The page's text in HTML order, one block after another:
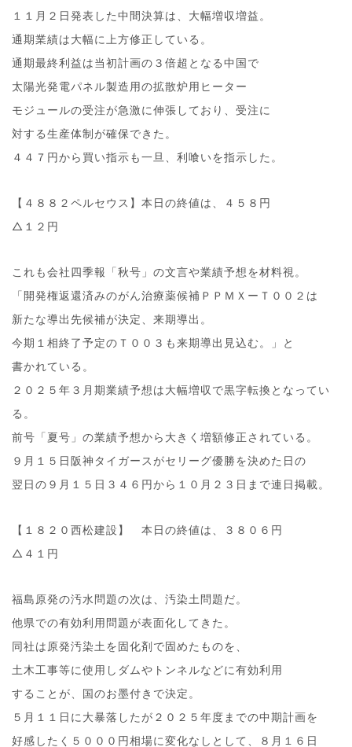
１１月２日発表した中間決算は、大幅増収増益。
通期業績は大幅に上方修正している。
通期最終利益は当初計画の３倍超となる中国で
太陽光発電パネル製造用の拡散炉用ヒーター
モジュールの受注が急激に伸張しており、受注に
対する生産体制が確保できた。
４４７円から買い指示も一旦、利喰いを指示した。
【４８８２ペルセウス】本日の終値は、４５８円
△１２円
これも会社四季報「秋号」の文言や業績予想を材料視。
「開発権返還済みのがん治療薬候補ＰＰＭＸーＴ００２は
新たな導出先候補が決定、来期導出。
今期１相終了予定のＴ００３も来期導出見込む。」と
書かれている。
２０２５年３月期業績予想は大幅増収で黒字転換となってい
る。
前号「夏号」の業績予想から大きく増額修正されている。
９月１５日阪神タイガースがセリーグ優勝を決めた日の
翌日の９月１５日３４６円から１０月２３日まで連日掲載。
【１８２０西松建設】 本日の終値は、３８０６円
△４１円
福島原発の汚水問題の次は、汚染土問題だ。
他県での有効利用問題が表面化してきた。
同社は原発汚染土を固化剤で固めたものを、
土木工事等に使用しダムやトンネルなどに有効利用
することが、国のお墨付きで決定。
５月１１日に大暴落したが２０２５年度までの中期計画を
好感したく５０００円相場に変化なしとして、８月１６日